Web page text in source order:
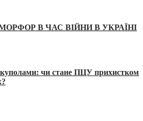
В ЧАС ВІЙНИ В УКРАЇНІ
куполами: чи стане ПЦУ прихистком